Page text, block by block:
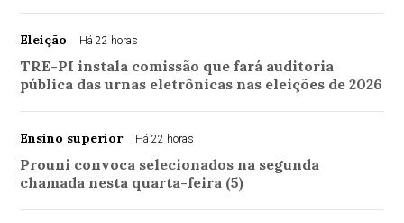
Eleição Há 22 horas
TRE-PI instala comissão que fará auditoria
pública das urnas eletrônicas nas eleições de 2026
Ensino superior Há 22 horas
Prouni convoca selecionados na segunda
chamada nesta quarta-feira (5)